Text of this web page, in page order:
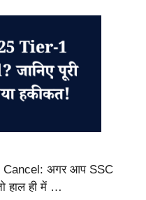
Cancel: अगर आप SSC
हाल ही में …